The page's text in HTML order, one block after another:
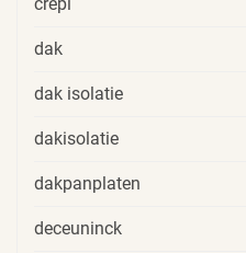
dak
dak isolatie
dakisolatie
dakpanplaten
deceuninck